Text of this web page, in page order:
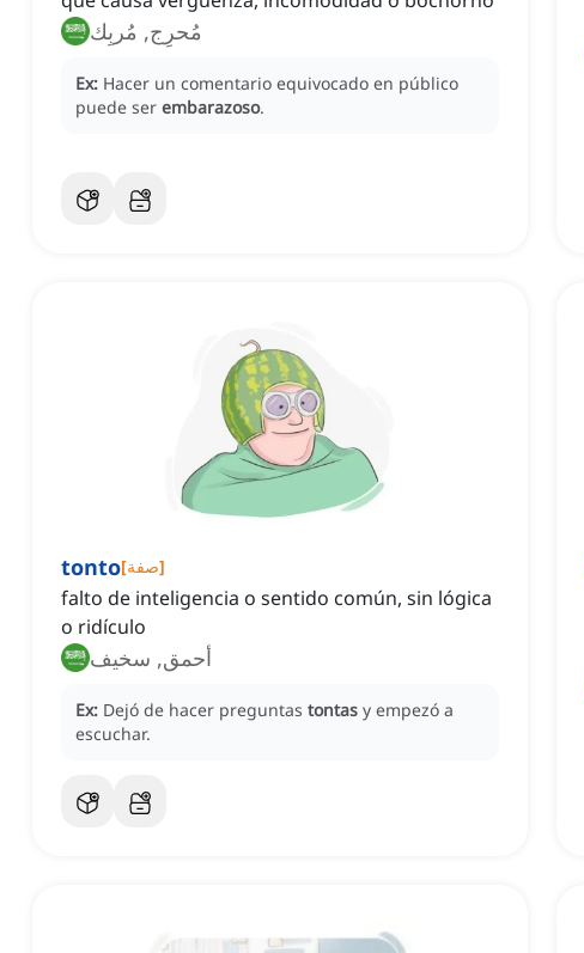
مُحرِج, مُربِك
Ex: Hacer un comentario equivocado en público
puede ser embarazoso.
tonto[صفة]
falto de inteligencia o sentido común, sin lógica
o ridículo
أحمق, سخيف
Ex: Dejó de hacer preguntas tontas y empezó a
escuchar.